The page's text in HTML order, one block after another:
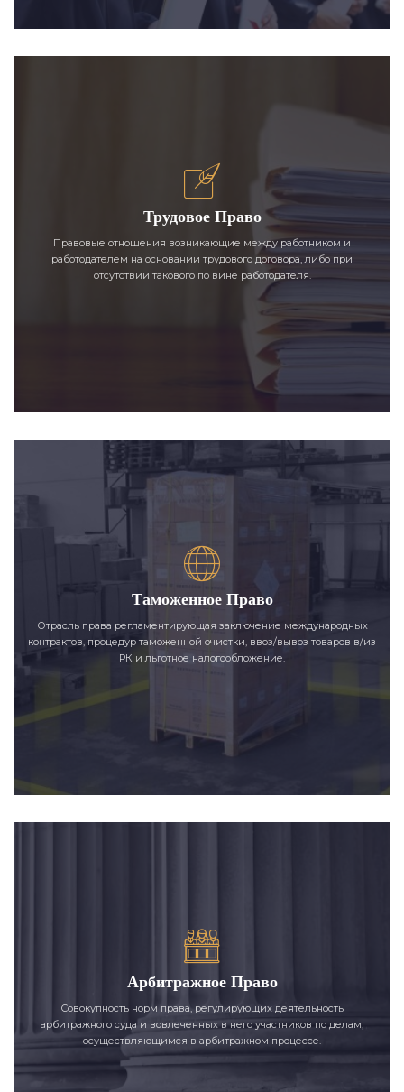
Трудовое Право
Правовые отношения возникающие между работником и
работодателем на основании трудового договора, либо при
отсутствии такового по вине работодателя.
Таможенное Право
Отрасль права регламентирующая заключение международных
контрактов, процедур таможенной очистки, ввоз/вывоз товаров в/из
РК и льготное налогообложение.
Арбитражное Право
Совокупность норм права, регулирующих деятельность
арбитражного суда и вовлеченных в него участников по делам,
осуществляющимся в арбитражном процессе.